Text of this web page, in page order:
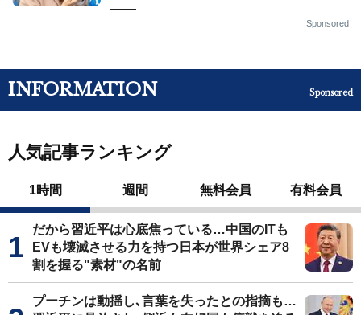
——
Sponsored
INFORMATION Sponsored
人気記事ランキング
1時間 週間 無料会員 有料会員
だから習近平は心底焦っている…中国のITも
EVも壊滅させる力を持つ日本が世界シェア8
割を握る"素材"の名前
プーチンは動揺し､言葉を失ったとの指摘も…